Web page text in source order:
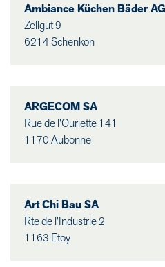
Ambiance Küchen Bäder AG
Zellgut 9
6214 Schenkon
ARGECOM SA
Rue de l'Ouriette 141
1170 Aubonne
Art Chi Bau SA
Rte de l'Industrie 2
1163 Etoy